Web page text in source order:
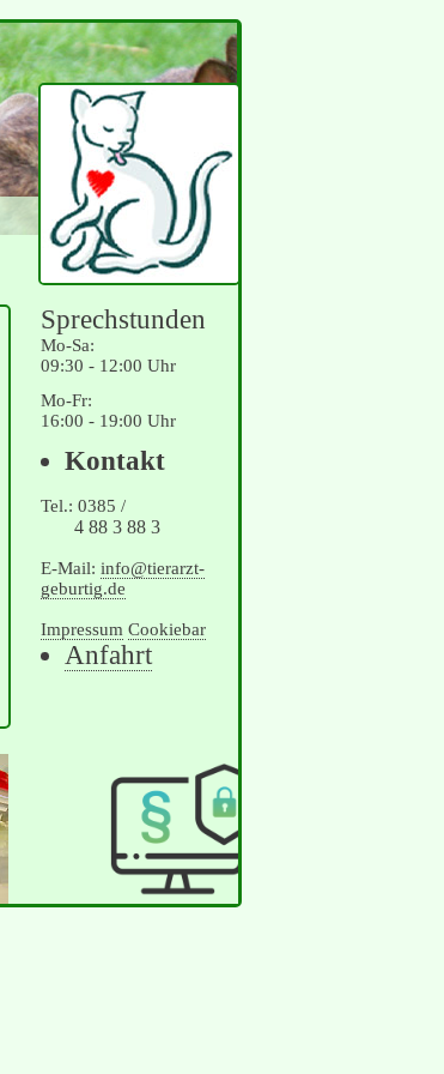
Sprechstunden
Mo-Sa:
09:30 - 12:00 Uhr
Mo-Fr:
16:00 - 19:00 Uhr
Navigation
Kontakt
Tel.: 0385 /
4 88 3 88 3
E-Mail: info@tierarzt-
geburtig.de
Impressum Cookiebar
Navigation
Anfahrt